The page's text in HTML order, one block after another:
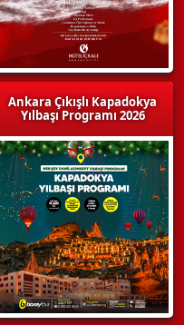
Ankara Çıkışlı Kapadokya
Yılbaşı Programı 2026